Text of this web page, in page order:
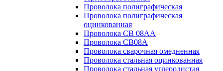
Проволока полиграфическая
Проволока полиграфическая
оцинкованная
Проволока СВ 08АА
Проволока СВ08А
Проволока сварочная омедненная
Проволока стальная оцинкованная
Проволока стальная углеродистая